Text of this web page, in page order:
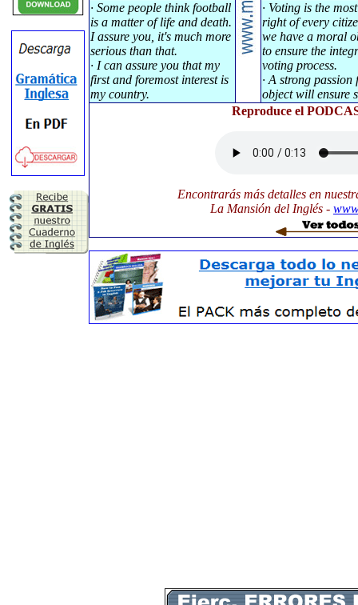
· Some people think football
is a matter of life and death.
I assure you, it's much more
serious than that.
· I can assure you that my
first and foremost interest is
my country.
· Voting is the
right of every
we have a moral
to ensure the
voting process.
· A strong passion
object will ensure
Reproduce el
Encontrarás más detalles en
La Mansión del Inglés -